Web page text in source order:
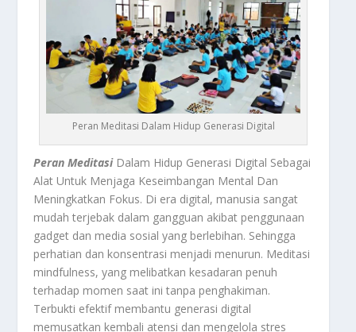
Peran Meditasi Dalam Hidup Generasi Digital
Peran MeditasiDalam Hidup Generasi Digital Sebagai
Alat Untuk Menjaga Keseimbangan Mental Dan
Meningkatkan Fokus. Di era digital, manusia sangat
mudah terjebak dalam gangguan akibat penggunaan
gadget dan media sosial yang berlebihan. Sehingga
perhatian dan konsentrasi menjadi menurun. Meditasi
mindfulness, yang melibatkan kesadaran penuh
terhadap momen saat ini tanpa penghakiman.
Terbukti efektif membantu generasi digital
memusatkan kembali atensi dan mengelola stres